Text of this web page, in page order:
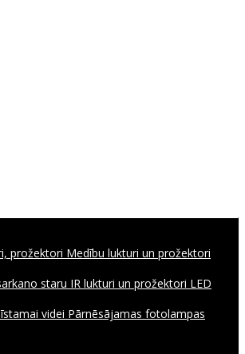
prožektori Medību lukturi un prožektori
staru IR lukturi un prožektori LED
videi Pārnēsājamas fotolampas